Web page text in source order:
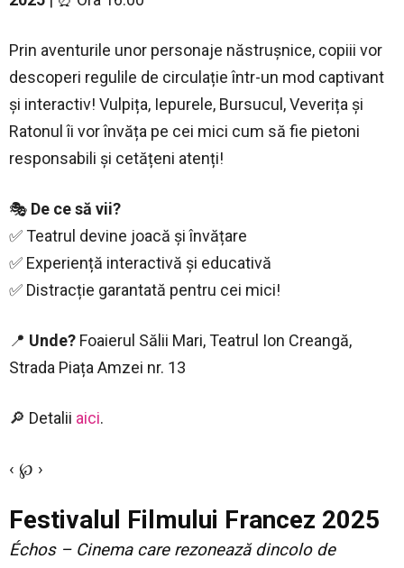
Prin aventurile unor personaje năstrușnice, copiii vor
descoperi regulile de circulație într-un mod captivant
și interactiv! Vulpița, Iepurele, Bursucul, Veverița și
Ratonul îi vor învăța pe cei mici cum să fie pietoni
responsabili și cetățeni atenți!
🎭 De ce să vii?
✅ Teatrul devine joacă și învățare
✅ Experiență interactivă și educativă
✅ Distracție garantată pentru cei mici!
📍 Unde? Foaierul Sălii Mari, Teatrul Ion Creangă,
Strada Piața Amzei nr. 13
🔎 Detalii aici.
‹ ℘ ›
Festivalul Filmului Francez 2025
Échos – Cinema care rezonează dincolo de